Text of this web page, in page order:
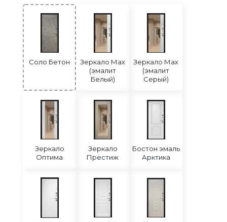
Соло Бетон
Зеркало Мах
(эмалит
Белый)
Зеркало Мах
(эмалит
Серый)
Зеркало
Оптима
Зеркало
Престиж
Бостон эмаль
Арктика